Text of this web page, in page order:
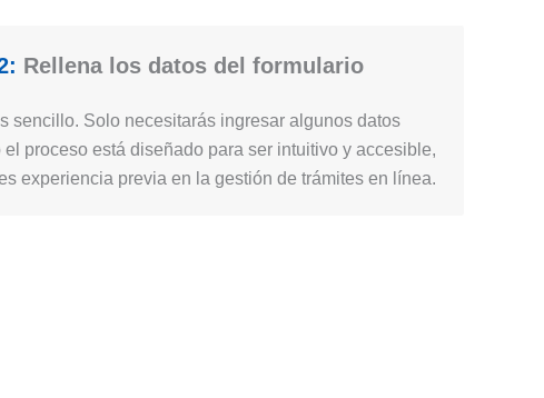
Rellena los datos del formulario
sencillo. Solo necesitarás ingresar algunos datos
el proceso está diseñado para ser intuitivo y accesible,
experiencia previa en la gestión de trámites en línea.